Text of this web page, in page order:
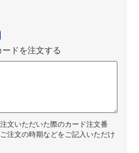
ドを注文する
文いただいた際のカード注文番
注文の時期などをご記入いただけ